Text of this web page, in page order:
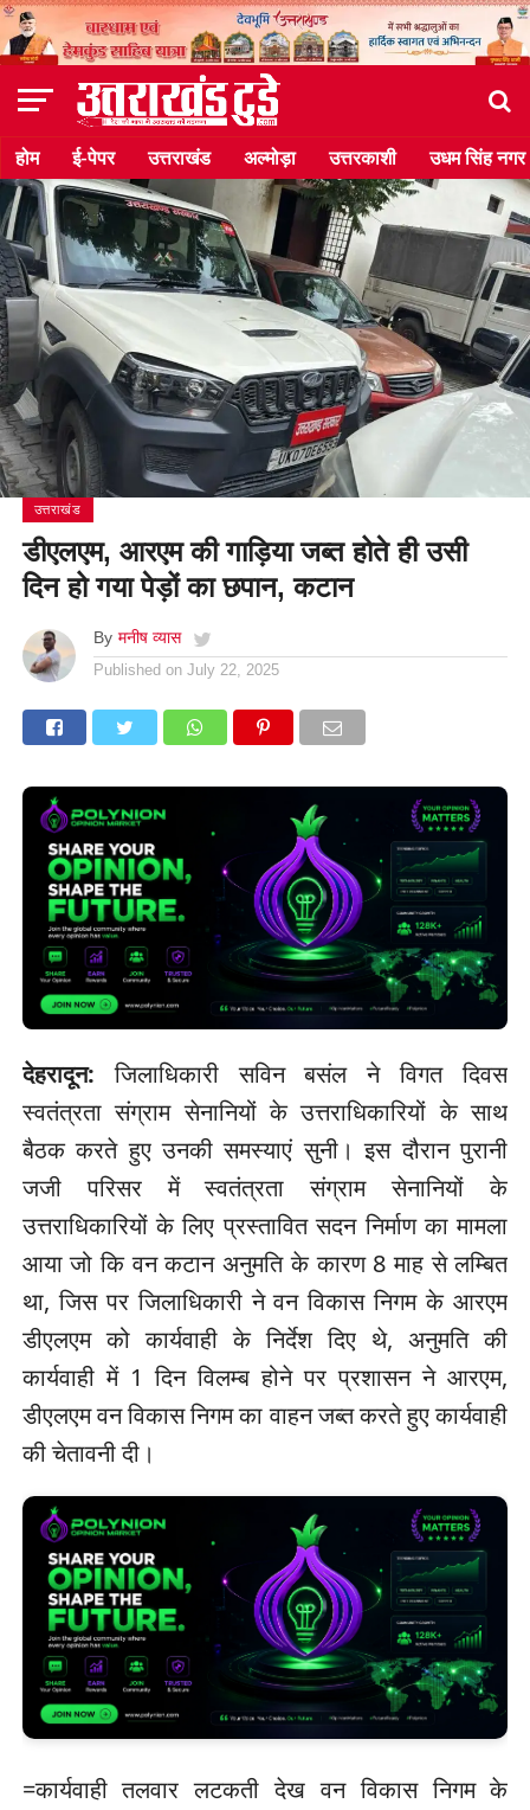
होम ई-पेपर उत्तराखंड अल्मोड़ा उत्तरकाशी उधम सिंह नगर
उत्तराखंड
डीएलएम, आरएम की गाड़िया जब्त होते ही उसी
दिन हो गया पेड़ों का छपान, कटान
By मनीष व्यास
Published on July 22, 2025
देहरादून: जिलाधिकारी सविन बसंल ने विगत दिवस
स्वतंत्रता संग्राम सेनानियों के उत्तराधिकारियों के साथ
बैठक करते हुए उनकी समस्याएं सुनी। इस दौरान पुरानी
जजी परिसर में स्वतंत्रता संग्राम सेनानियों के
उत्तराधिकारियों के लिए प्रस्तावित सदन निर्माण का मामला
आया जो कि वन कटान अनुमति के कारण 8 माह से लम्बित
था, जिस पर जिलाधिकारी ने वन विकास निगम के आरएम
डीएलएम को कार्यवाही के निर्देश दिए थे, अनुमति की
कार्यवाही में 1 दिन विलम्ब होने पर प्रशासन ने आरएम,
डीएलएम वन विकास निगम का वाहन जब्त करते हुए कार्यवाही
की चेतावनी दी।
=कार्यवाही तलवार लटकती देख वन विकास निगम के